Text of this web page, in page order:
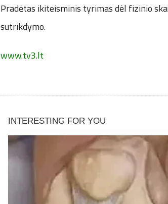
Pradėtas ikiteisminis tyrimas dėl fizinio
sutrikdymo.
www.tv3.lt